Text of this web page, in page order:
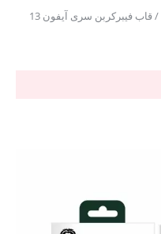
/ قاب فیبرکربن سری آیفون 13